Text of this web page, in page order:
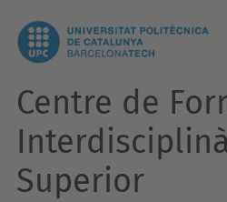
Centre de
Superior